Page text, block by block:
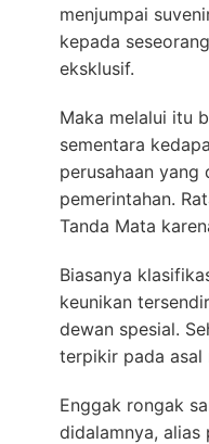
menjumpai
kepada
eksklusif.
Maka melalui itu
sementara
perusahaan
pemerintahan.
Tanda Mata
Biasanya
keunikan
dewan spesial.
terpikir pada asal
Enggak rongak
didalamnya, alias